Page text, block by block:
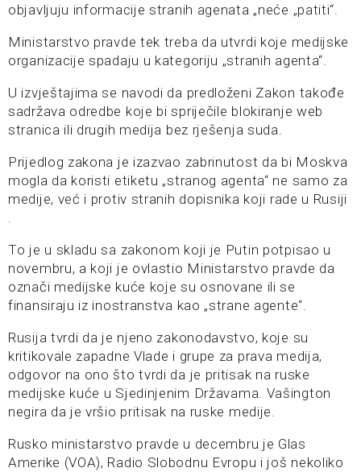
objavljuju informacije stranih agenata „neće „patiti“.
Ministarstvo pravde tek treba da utvrdi koje medijske
organizacije spadaju u kategoriju „stranih agenta“.
U izvještajima se navodi da predloženi Zakon takođe
sadržava odredbe koje bi spriječile blokiranje web
stranica ili drugih medija bez rješenja suda.
Prijedlog zakona je izazvao zabrinutost da bi Moskva
mogla da koristi etiketu „stranog agenta“ ne samo za
medije, već i protiv stranih dopisnika koji rade u Rusiji
.
To je u skladu sa zakonom koji je Putin potpisao u
novembru, a koji je ovlastio Ministarstvo pravde da
označi medijske kuće koje su osnovane ili se
finansiraju iz inostranstva kao „strane agente“.
Rusija tvrdi da je njeno zakonodavstvo, koje su
kritikovale zapadne Vlade i grupe za prava medija,
odgovor na ono što tvrdi da je pritisak na ruske
medijske kuće u Sjedinjenim Državama. Vašington
negira da je vršio pritisak na ruske medije.
Rusko ministarstvo pravde u decembru je Glas
Amerike (VOA), Radio Slobodnu Evropu i još nekoliko